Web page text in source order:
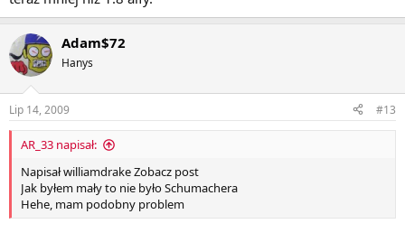
Adam$72
Hanys
Lip 14, 2009 #13
AR_33 napisał:
Napisał williamdrake Zobacz post
Jak byłem mały to nie było Schumachera
Hehe, mam podobny problem